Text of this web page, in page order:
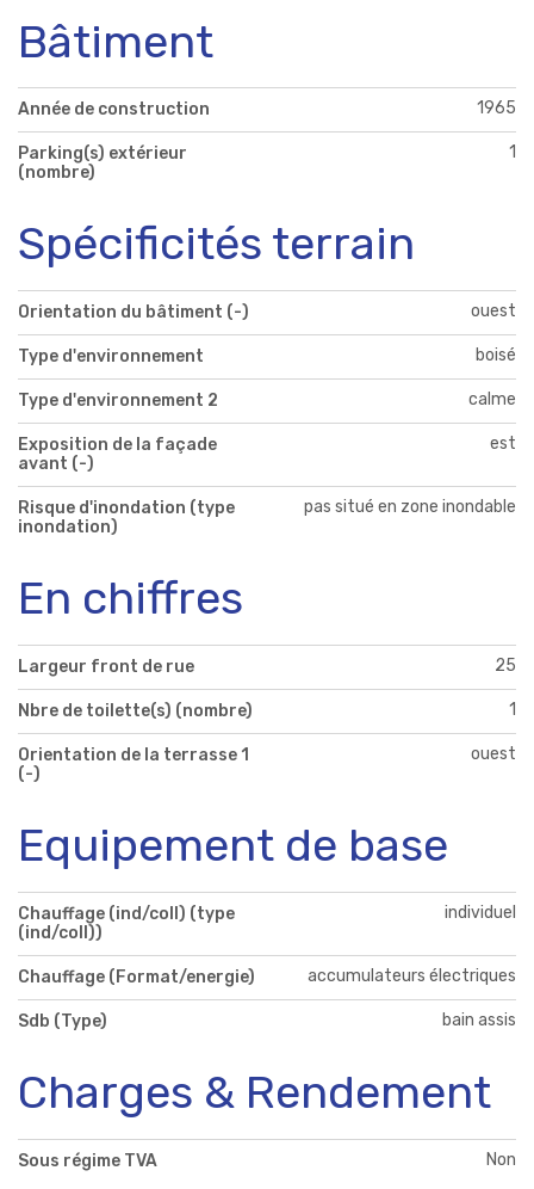
Bâtiment
Année de construction 1965
Parking(s) extérieur
(nombre)
1
Spécificités terrain
Orientation du bâtiment (-) ouest
Type d'environnement boisé
Type d'environnement 2 calme
Exposition de la façade
avant (-)
est
Risque d'inondation (type
inondation)
pas situé en zone inondable
En chiffres
Largeur front de rue 25
Nbre de toilette(s) (nombre) 1
Orientation de la terrasse 1
(-)
ouest
Equipement de base
Chauffage (ind/coll) (type
(ind/coll))
individuel
Chauffage (Format/energie) accumulateurs électriques
Sdb (Type) bain assis
Charges & Rendement
Sous régime TVA Non